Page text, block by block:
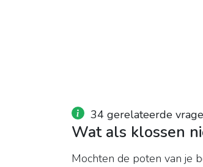
34 gerelateerde
Wat als klossen
Mochten de poten van je